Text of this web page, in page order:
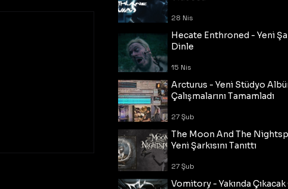
28 Nis
Hecate Enthroned - Yeni
Dinle
15 Nis
Arcturus - Yeni Stüdyo
Çalışmalarını Tamamladı
27 Şub
The Moon And The
Yeni Şarkısını Tanıttı
27 Şub
Vomitory - Yakında